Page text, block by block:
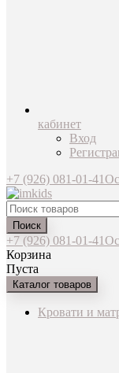
кабинет
Вход
+7 (926) 081-01-41
Поиск
+7 (926) 081-01-41
Корзина
Пуста
Каталог товаров
Кровати и